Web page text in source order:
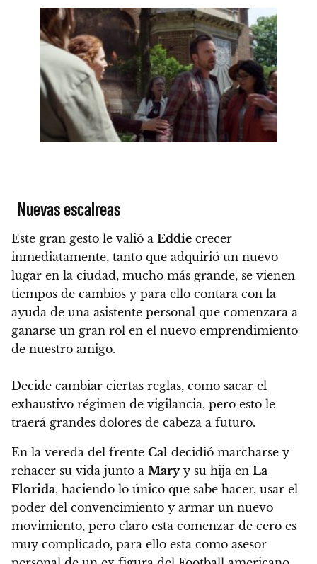
Nuevas escalreas
Este gran gesto le valió a Eddie crecer
inmediatamente, tanto que adquirió un nuevo
lugar en la ciudad, mucho más grande, se vienen
tiempos de cambios y para ello contara con la
ayuda de una asistente personal que comenzara a
ganarse un gran rol en el nuevo emprendimiento
de nuestro amigo.
Decide cambiar ciertas reglas, como sacar el
exhaustivo régimen de vigilancia, pero esto le
traerá grandes dolores de cabeza a futuro.
En la vereda del frente Cal decidió marcharse y
rehacer su vida junto a Maryy su hija en La
Florida, haciendo lo único que sabe hacer, usar el
poder del convencimiento y armar un nuevo
movimiento, pero claro esta comenzar de cero es
muy complicado, para ello esta como asesor